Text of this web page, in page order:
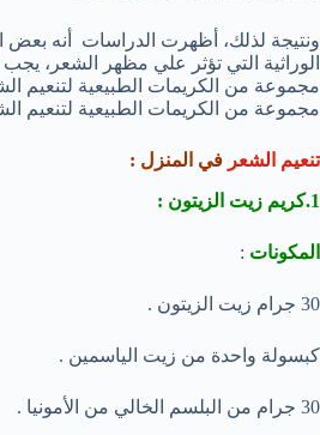
ونتيجة لذلك، أظهرت الدراسات أنه بعض
الوراثية التي تؤثر علي مظهر الشعر،
مجموعة من الكريمات الطبيعية لتنعيم
مجموعة من الكريمات الطبيعية لتنعيم
تنعيم الشعر في المنزل :
1.كريم زيت الزيتون :
المكونات :
30 جرام زيت الزيتون .
كبسولة واحدة من زيت الياسمين .
30 جرام من البلسم الخالي من الأمونيا .